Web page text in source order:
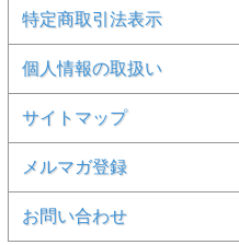
特定商取引法表示
個人情報の取扱い
サイトマップ
メルマガ登録
お問い合わせ